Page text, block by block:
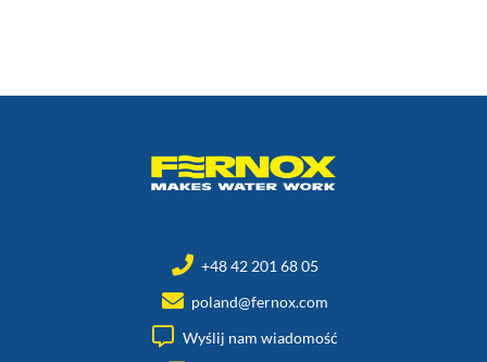
+48 42 201 68 05
poland@fernox.com
Wyślij nam wiadomość